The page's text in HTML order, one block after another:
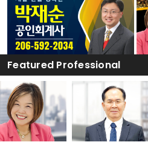
Featured Professional